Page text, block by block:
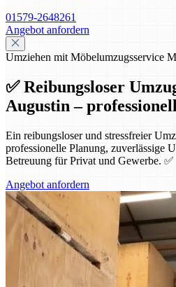
01579-2648261
Angebot anfordern
Umziehen mit Möbelumzugsservice
✅ Reibungsloser
Augustin –
Ein reibungsloser und stressfreier
professionelle Planung, zuverlässige
Betreuung für Privat und Gewerbe. ✅
Angebot anfordern